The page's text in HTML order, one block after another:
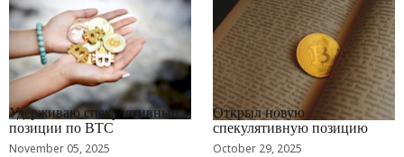
RRCNEWS_RU
Удерживаю спекулятивные
позиции по BTC
November 05, 2025
RRCNEWS_RU
Открыл новую
спекулятивную позицию
October 29, 2025